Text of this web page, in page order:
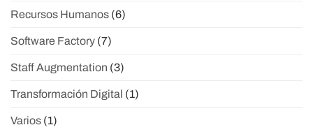
Recursos Humanos (6)
Software Factory (7)
Staff Augmentation (3)
Transformación Digital (1)
Varios (1)